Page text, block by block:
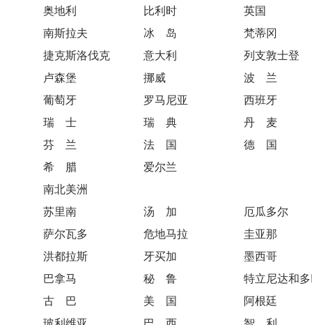
奥地利 比利时 英国
南斯拉夫 冰 岛 梵蒂冈
捷克斯洛伐克 意大利 列支敦士登
卢森堡 挪威 波 兰
葡萄牙 罗马尼亚 西班牙
瑞 士 瑞 典 丹 麦
芬 兰 法 国 德 国
希 腊 爱尔兰
南北美洲
苏里南 汤 加 厄瓜多尔
萨尔瓦多 危地马拉 圭亚那
洪都拉斯 牙买加 墨西哥
巴拿马 秘 鲁 特立尼达和多
古 巴 美 国 阿根廷